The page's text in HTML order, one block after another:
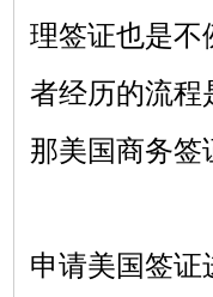
理签证也是不
者经历的流程
那美国商务签
申请美国签证